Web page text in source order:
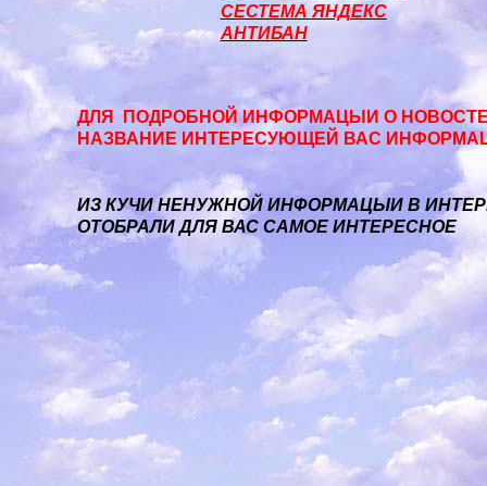
СЕСТЕМА ЯНДЕКС
АНТИБАН
ДЛЯ ПОДРОБНОЙ ИНФОРМАЦЫИ О
НАЗВАНИЕ ИНТЕРЕСУЮЩЕЙ ВАС
ИЗ КУЧИ НЕНУЖНОЙ ИНФОРМАЦЫИ В
ОТОБРАЛИ ДЛЯ ВАС САМОЕ ИНТЕРЕСНОЕ